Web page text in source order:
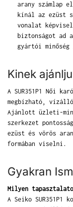
arany számlap
kínál az ezüst
vonalat
biztonságot ad
gyártói minőség
Kinek
A SUR351P1 Női
megbízható,
Ajánlott üzleti-
szerkezet
ezüst és vörös
formában viselni.
Gyakran
Milyen
A Seiko